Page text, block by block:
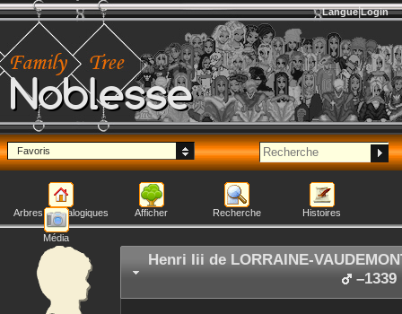
Noblesse
Langue Login
Favoris
Arbres généalogiques Afficher Recherche Histoires
Média
Henri Iii de LORRAINE-
–1339